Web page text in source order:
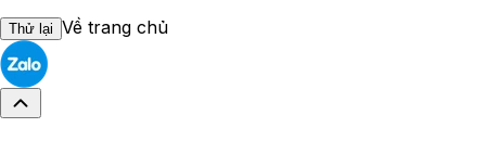
Thử lại Về trang chủ